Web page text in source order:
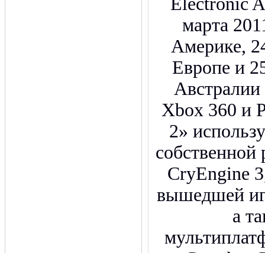
марта
Америке,
Европе и
Xbox 360 и
2»
CryEngine
вышедшей
а